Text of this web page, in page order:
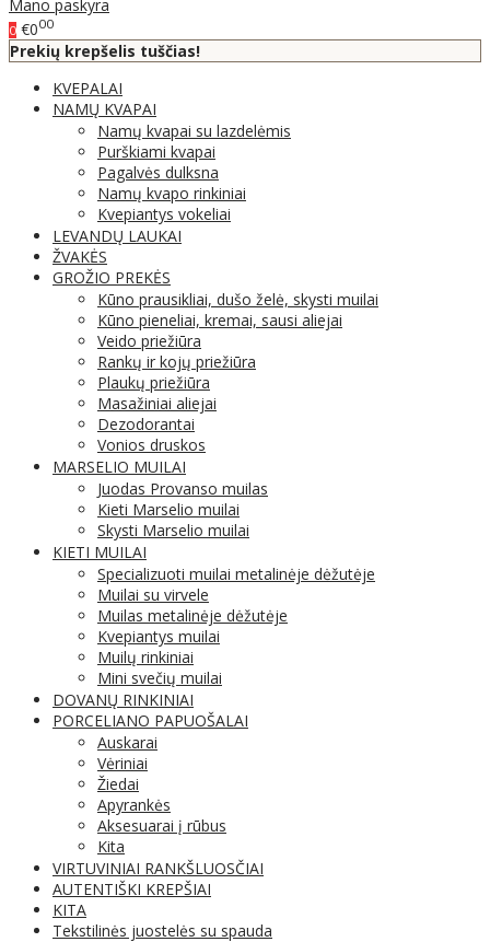
Mano paskyra
0 €000
Prekių krepšelis tuščias!
KVEPALAI
NAMŲ KVAPAI
Namų kvapai su lazdelėmis
Purškiami kvapai
Pagalvės dulksna
Namų kvapo rinkiniai
Kvepiantys vokeliai
LEVANDŲ LAUKAI
ŽVAKĖS
GROŽIO PREKĖS
Kūno prausikliai, dušo želė, skysti muilai
Kūno pieneliai, kremai, sausi aliejai
Veido priežiūra
Rankų ir kojų priežiūra
Plaukų priežiūra
Masažiniai aliejai
Dezodorantai
Vonios druskos
MARSELIO MUILAI
Juodas Provanso muilas
Kieti Marselio muilai
Skysti Marselio muilai
KIETI MUILAI
Specializuoti muilai metalinėje dėžutėje
Muilai su virvele
Muilas metalinėje dėžutėje
Kvepiantys muilai
Muilų rinkiniai
Mini svečių muilai
DOVANŲ RINKINIAI
PORCELIANO PAPUOŠALAI
Auskarai
Vėriniai
Žiedai
Apyrankės
Aksesuarai į rūbus
Kita
VIRTUVINIAI RANKŠLUOSČIAI
AUTENTIŠKI KREPŠIAI
KITA
Tekstilinės juostelės su spauda